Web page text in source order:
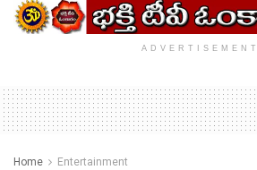
ADVERTISEMENT
Home Entertainment